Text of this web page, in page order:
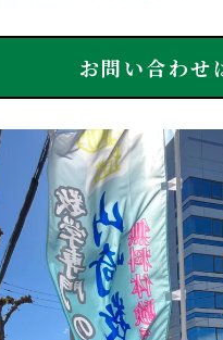
お問い合わせ